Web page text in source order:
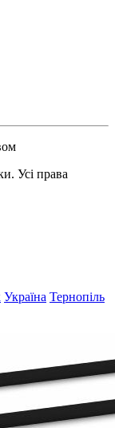
Усі права
Україна Тернопіль